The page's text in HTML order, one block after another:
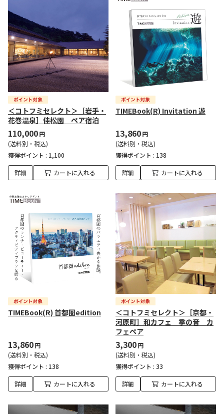
＜コトフミセレクト＞［岩手・
花巻温泉］佳松園 ペア宿泊
110,000円
(送料別・税込)
獲得ポイント : 1,100
詳細 カートに入れる
TIMEBook(R) Invitation 遊
13,860円
(送料別・税込)
獲得ポイント : 138
詳細 カートに入れる
TIMEBook(R) 首都圏edition
13,860円
(送料別・税込)
獲得ポイント : 138
詳細 カートに入れる
＜コトフミセレクト＞［京都・
河原町］和カフェ 季の音 カ
フェペア
3,300円
(送料別・税込)
獲得ポイント : 33
詳細 カートに入れる